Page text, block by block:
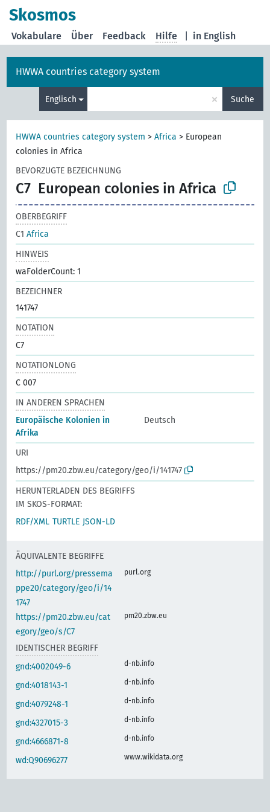
Skosmos
in English
Vokabulare Über Feedback Hilfe
HWWA countries category system
Englisch × Suche
HWWA countries category system >Africa > European
colonies in Africa
BEVORZUGTE BEZEICHNUNG
C7 European colonies in Africa
OBERBEGRIFF
C1Africa
HINWEIS
waFolderCount: 1
BEZEICHNER
141747
NOTATION
C7
NOTATIONLONG
C 007
IN ANDEREN SPRACHEN
Europäische Kolonien in
Afrika
Deutsch
URI
https://pm20.zbw.eu/category/geo/i/141747
HERUNTERLADEN DES BEGRIFFS
IM SKOS-FORMAT:
RDF/XML TURTLE JSON-LD
ÄQUIVALENTE BEGRIFFE
http://purl.org/pressema
ppe20/category/geo/i/14
1747
purl.org
https://pm20.zbw.eu/cat
egory/geo/s/C7
pm20.zbw.eu
IDENTISCHER BEGRIFF
gnd:4002049-6
d-nb.info
gnd:4018143-1 d-nb.info
gnd:4079248-1 d-nb.info
gnd:4327015-3 d-nb.info
gnd:4666871-8 d-nb.info
wd:Q90696277 www.wikidata.org